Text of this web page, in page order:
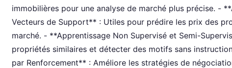
immobilières pour une analyse de marché plus précise. -
Vecteurs de Support** : Utiles pour prédire les prix des
marché. - **Apprentissage Non Supervisé et Semi-
propriétés similaires et détecter des motifs sans
par Renforcement** : Améliore les stratégies de